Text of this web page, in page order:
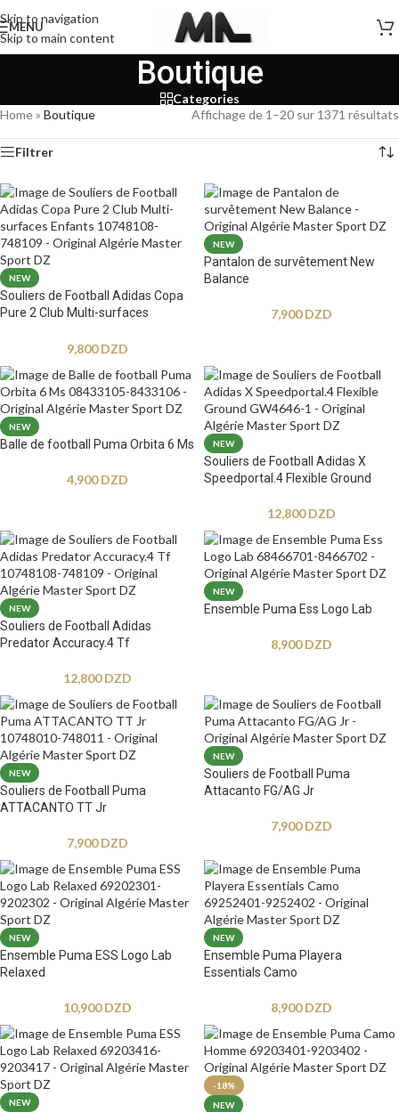
Skip to navigation
Skip to main content
MENU
Boutique
Categories
Home» Boutique Affichage de 1–20 sur 1371 résultats
Filtrer
NEW
Souliers de Football Adidas Copa
Pure 2 Club Multi-surfaces
9,800DZD
NEW
Pantalon de survêtement New
Balance
7,900DZD
NEW
Balle de football Puma Orbita 6 Ms
4,900DZD
NEW
Souliers de Football Adidas X
Speedportal.4 Flexible Ground
12,800DZD
NEW
Souliers de Football Adidas
Predator Accuracy.4 Tf
12,800DZD
NEW
Ensemble Puma Ess Logo Lab
8,900DZD
NEW
Souliers de Football Puma
ATTACANTO TT Jr
7,900DZD
NEW
Souliers de Football Puma
Attacanto FG/AG Jr
7,900DZD
NEW
Ensemble Puma ESS Logo Lab
Relaxed
10,900DZD
NEW
Ensemble Puma Playera
Essentials Camo
8,900DZD
NEW
-18%
NEW